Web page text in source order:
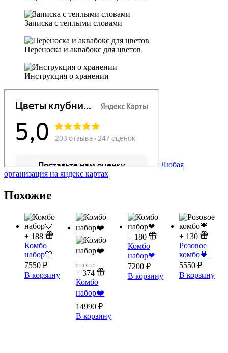
Записка с теплыми словами
Переноска и аквабокс для цветов
Инструкция о хранении
Любая
организация на яндекс картах
Похожие
+ 188
Комбо
набор🤍
7550 ₽
В корзину
+ 374
Комбо
набор❤️
14990₽
В корзину
+ 180
Комбо
набор❤
7200 ₽
В корзину
+ 130
Розовое
комбо💗
5550 ₽
В корзину